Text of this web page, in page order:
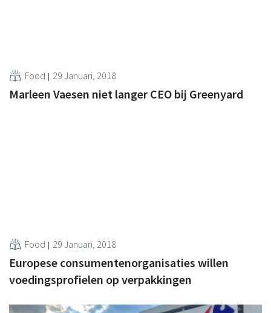
Food 29 Januari, 2018
Marleen Vaesen niet langer CEO bij Greenyard
Food 29 Januari, 2018
Europese consumentenorganisaties willen
voedingsprofielen op verpakkingen